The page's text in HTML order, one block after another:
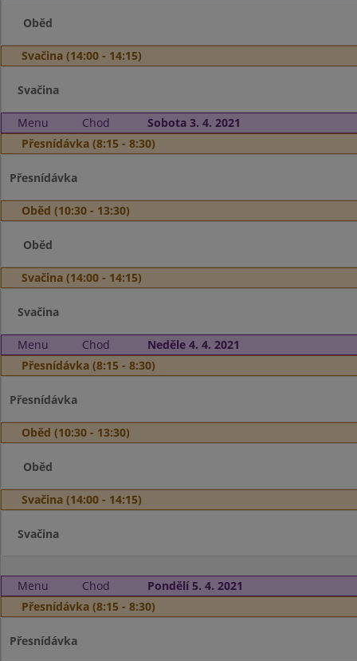
Oběd
Svačina (14:00 - 14:15)
Svačina
Menu Chod
Sobota 3. 4. 2021
Přesnídávka (8:15 - 8:30)
Přesnídávka
Oběd (10:30 - 13:30)
Oběd
Svačina (14:00 - 14:15)
Svačina
Menu Chod
Neděle 4. 4. 2021
Přesnídávka (8:15 - 8:30)
Přesnídávka
Oběd (10:30 - 13:30)
Oběd
Svačina (14:00 - 14:15)
Svačina
Menu Chod
Pondělí 5. 4. 2021
Přesnídávka (8:15 - 8:30)
Přesnídávka